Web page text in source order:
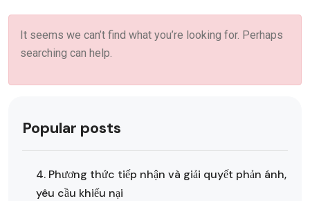
It seems we can’t find what you’re looking for. Perhaps
searching can help.
Popular posts
4. Phương thức tiếp nhận và giải quyết phản ánh,
yêu cầu khiếu nại